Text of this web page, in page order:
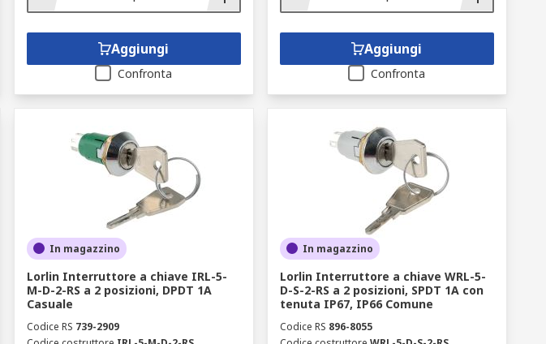
Aggiungi
Confronta
Aggiungi
Confronta
In magazzino
Lorlin Interruttore a chiave IRL-5-
M-D-2-RS a 2 posizioni, DPDT 1A
Casuale
Codice RS 739-2909
In magazzino
Lorlin Interruttore a chiave WRL-5-
D-S-2-RS a 2 posizioni, SPDT 1A con
tenuta IP67, IP66 Comune
Codice RS 896-8055